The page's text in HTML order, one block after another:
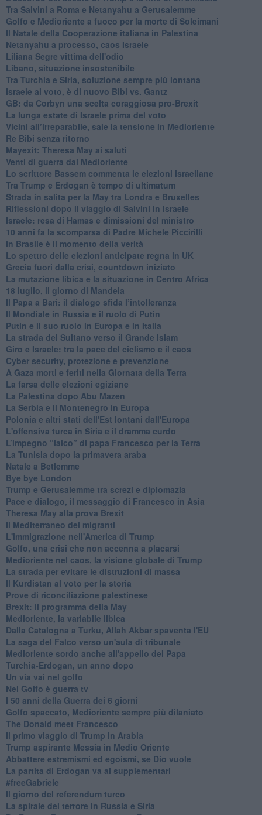
Tra Salvini a Roma e Netanyahu a Gerusalemme
Golfo e Medioriente a fuoco per la morte di Soleimani
Il Natale della Cooperazione italiana in Palestina
Netanyahu a processo, caos Israele
Liliana Segre vittima dell'odio
Libano, situazione insostenibile
Tra Turchia e Siria, soluzione sempre più lontana
Israele al voto, è di nuovo Bibi vs. Gantz
GB: da Corbyn una scelta coraggiosa pro-Brexit
La lunga estate di Israele prima del voto
Vicini all’irreparabile, sale la tensione in Medioriente
Re Bibi senza ritorno
Mayexit: Theresa May ai saluti
Venti di guerra dal Medioriente
Lo scrittore Bassem commenta le elezioni israeliane
Tra Trump e Erdogan è tempo di ultimatum
Strada in salita per la May tra Londra e Bruxelles
Riflessioni dopo il viaggio di Salvini in Israele
Israele: resa di Hamas e dimissioni del ministro
10 anni fa la scomparsa di Padre Michele Piccirilli
In Brasile è il momento della verità
Lo spettro delle elezioni anticipate regna in UK
Grecia fuori dalla crisi, countdown iniziato
La mutazione libica e la situazione in Centro Africa
18 luglio, il giorno di Mandela
Il Papa a Bari: il dialogo sfida l’intolleranza
Il Mondiale in Russia e il ruolo di Putin
Putin e il suo ruolo in Europa e in Italia
La strada del Sultano verso il Grande Islam
Giro e Israele: tra la pace del ciclismo e il caos
Cyber security, protezione e prevenzione
A Gaza morti e feriti nella Giornata della Terra
La farsa delle elezioni egiziane
La Palestina dopo Abu Mazen
La Serbia e il Montenegro in Europa
Polonia e altri stati dell'Est lontani dall'Europa
L'offensiva turca in Siria e il dramma curdo
L’impegno “laico” di papa Francesco per la Terra
La Tunisia dopo la primavera araba
Natale a Betlemme
Bye bye London
Trump e Gerusalemme tra screzi e diplomazia
Pace e dialogo, il messaggio di Francesco in Asia
Theresa May alla prova Brexit
Il Mediterraneo dei migranti
L'immigrazione nell'America di Trump
Golfo, una crisi che non accenna a placarsi
Medioriente nel caos, la visione globale di Trump
La strada per evitare le distruzioni di massa
Il Kurdistan al voto per la storia
Prove di riconciliazione palestinese
Brexit: il programma della May
Medioriente, la variabile libica
Dalla Catalogna a Turku, Allah Akbar spaventa l'EU
La saga del Falco verso un'aula di tribunale
Medioriente sordo anche all'appello del Papa
Turchia-Erdogan, un anno dopo
Un via vai nel golfo
Nel Golfo è guerra tv
I 50 anni della Guerra dei 6 giorni
Golfo spaccato, Medioriente sempre più dilaniato
The Donald meet Francesco
Il primo viaggio di Trump in Arabia
Trump aspirante Messia in Medio Oriente
Abbattere estremismi ed egoismi, se Dio vuole
La partita di Erdogan va ai supplementari
#freeGabriele
Il giorno del referendum turco
La spirale del terrore in Russia e Siria